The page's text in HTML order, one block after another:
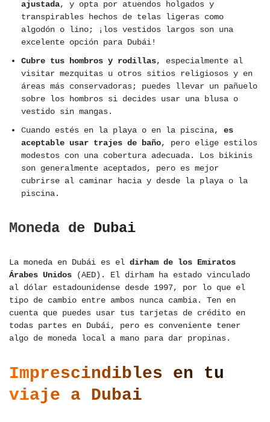
ajustada, y opta por atuendos holgados y
transpirables hechos de telas ligeras como
algodón o lino; ¡los vestidos largos son una
excelente opción para Dubái!
Cubre tus hombros y rodillas, especialmente al
visitar mezquitas u otros sitios religiosos y en
áreas más conservadoras; puedes llevar un pañuelo
sobre los hombros si decides usar una blusa o
vestido sin mangas.
Cuando estés en la playa o en la piscina, es
aceptable usar trajes de baño, pero elige estilos
modestos con una cobertura adecuada. Los bikinis
son generalmente aceptados, pero es mejor
cubrirse al caminar hacia y desde la playa o la
piscina.
Moneda de Dubai
La moneda en Dubái es el dirham de los Emiratos
Árabes Unidos (AED). El dirham ha estado vinculado
al dólar estadounidense desde 1997, por lo que el
tipo de cambio entre ambos nunca cambia. Ten en
cuenta que puedes usar tus tarjetas de crédito en
todas partes en Dubái, pero es conveniente tener
algo de moneda local a mano para dar propinas.
Imprescindibles en tu
viaje a Dubai